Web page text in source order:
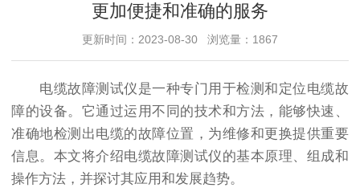
更加便捷和准确的服务
更新时间：2023-08-30 浏览量：1867
电缆故障测试仪是一种专门用于检测和定位电缆故
障的设备。它通过运用不同的技术和方法，能够快速、
准确地检测出电缆的故障位置，为维修和更换提供重要
信息。本文将介绍电缆故障测试仪的基本原理、组成和
操作方法，并探讨其应用和发展趋势。